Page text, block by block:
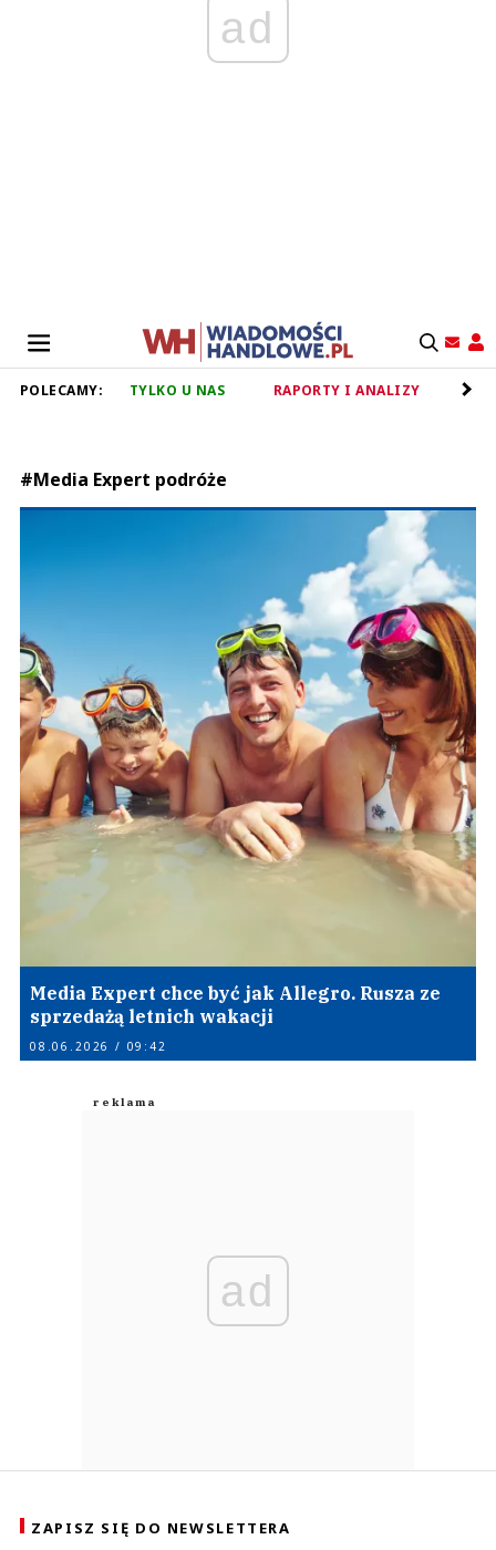
ad
POLECAMY: TYLKO U NAS RAPORTY I ANALIZY
#Media Expert podróże
Media Expert chce być jak Allegro. Rusza ze
sprzedażą letnich wakacji
08.06.2026 / 09:42
ad
ZAPISZ SIĘ DO NEWSLETTERA